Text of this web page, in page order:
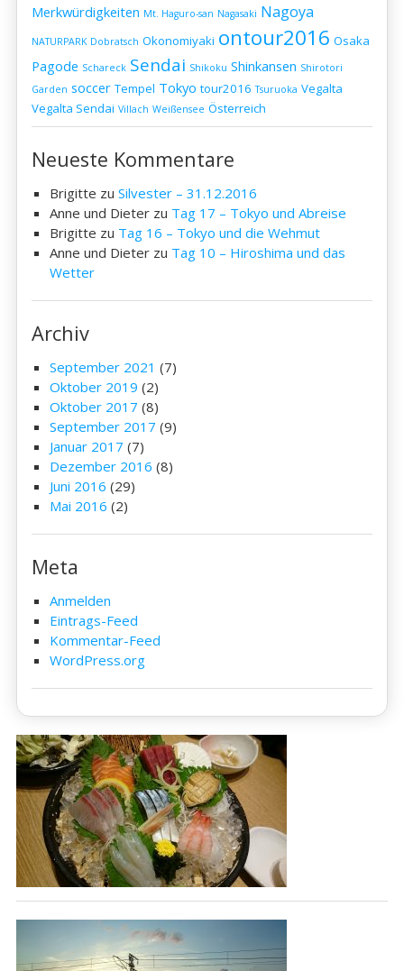
Merkwürdigkeiten Mt. Haguro-san Nagasaki Nagoya
NATURPARK Dobratsch Okonomiyaki ontour2016 Osaka
Pagode Schareck Sendai Shikoku Shinkansen Shirotori
Garden soccer Tempel Tokyo tour2016 Tsuruoka Vegalta
Vegalta Sendai Villach Weißensee Österreich
Neueste Kommentare
Brigitte zuSilvester – 31.12.2016
Anne und Dieter zu Tag 17 – Tokyo und Abreise
Brigitte zu Tag 16 – Tokyo und die Wehmut
Anne und Dieter zu Tag 10 – Hiroshima und das
Wetter
Archiv
September 2021 (7)
Oktober 2019 (2)
Oktober 2017 (8)
September 2017 (9)
Januar 2017 (7)
Dezember 2016 (8)
Juni 2016 (29)
Mai 2016 (2)
Meta
Anmelden
Eintrags-Feed
Kommentar-Feed
WordPress.org